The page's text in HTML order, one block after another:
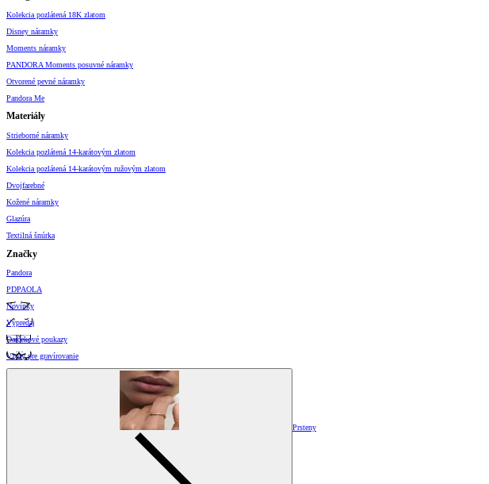
Kolekcia pozlátená 18K zlatom
Disney náramky
Moments náramky
PANDORA Moments posuvné náramky
Otvorené pevné náramky
Pandora Me
Materiály
Strieborné náramky
Kolekcia pozlátená 14-karátovým zlatom
Kolekcia pozlátená 14-karátovým ružovým zlatom
Dvojfarebné
Kožené náramky
Glazúra
Textilná šnúrka
Značky
Pandora
PDPAOLA
Novinky
Výpredaj
Darčekové poukazy
Vzory pre gravírovanie
Prsteny